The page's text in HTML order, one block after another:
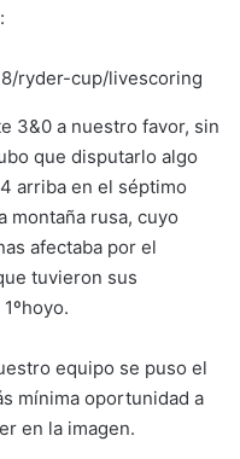
ryder-cup/livescoring
3&0 a nuestro favor, sin
que disputarlo algo
arriba en el séptimo
montaña rusa, cuyo
afectaba por el
tuvieron sus
equipo se puso el
mínima oportunidad a
en la imagen.